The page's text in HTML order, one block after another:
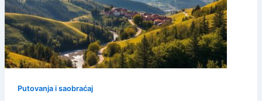
Putovanja i saobraćaj